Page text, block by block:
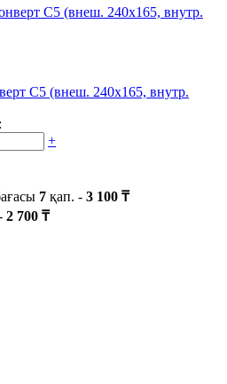
С5 (внеш. 240х165, внутр.
+
7 қап. - 3 100 ₸
2 700 ₸